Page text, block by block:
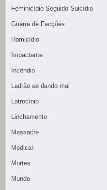
Feminicídio Seguido Suicídio
Guerra de Facções
Homicídio
Impactante
Incêndio
Ladrão se dando mal
Latrocínio
Linchamento
Massacre
Medical
Mortes
Mundo